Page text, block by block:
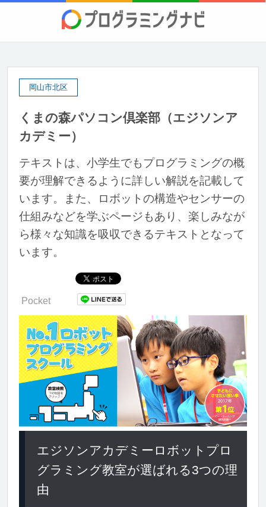
岡山市北区
くまの森パソコン倶楽部（エジソンア
カデミー）
テキストは、小学生でもプログラミングの概
要が理解できるように詳しい解説を記載して
います。また、ロボットの構造やセンサーの
仕組みなどを学ぶページもあり、楽しみなが
ら様々な知識を吸収できるテキストとなって
います。
Pocket
エジソンアカデミーロボットプロ
グラミング教室が選ばれる3つの理
由